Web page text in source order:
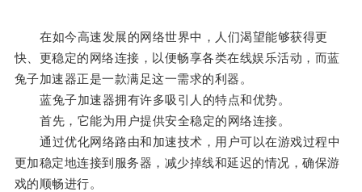
在如今高速发展的网络世界中，人们渴望能够获得更
快、更稳定的网络连接，以便畅享各类在线娱乐活动，而蓝
兔子加速器正是一款满足这一需求的利器。
蓝兔子加速器拥有许多吸引人的特点和优势。
首先，它能为用户提供安全稳定的网络连接。
通过优化网络路由和加速技术，用户可以在游戏过程中
更加稳定地连接到服务器，减少掉线和延迟的情况，确保游
戏的顺畅进行。